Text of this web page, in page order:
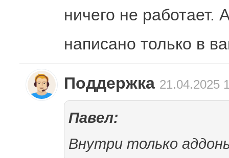
ничего не работает.
написано только в
Поддержка 21.04.2025
Павел:
Внутри только